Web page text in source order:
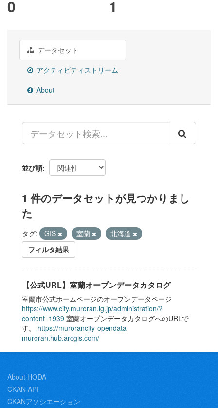
0 1
データセット
アクティビティストリーム
About
並び順
1 件のデータセットが見つかりまし
た
タグ: GIS 室蘭
北海道
フィルタ結果
【公式URL】室蘭オープンデータカタログ
室蘭市公式ホームページのオープンデータページ
https://www.city.muroran.lg.jp/administration/?
content=1939 室蘭オープンデータカタログへのURLで
す。 https://murorancity-opendata-
muroran.hub.arcgis.com/
About HODA
CKAN API
CKANアソシエーション